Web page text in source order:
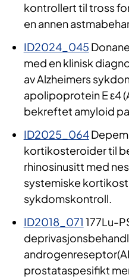
kontrollert til tross
en annen
ID2024_045
med en klinisk
av Alzheimers
apolipoprotein E ε4
bekreftet amyloid
ID2025_064
kortikosteroider til
rhinosinusitt med
systemiske
sykdomskontroll.
ID2018_071 177Lu-
prostataspesifikt